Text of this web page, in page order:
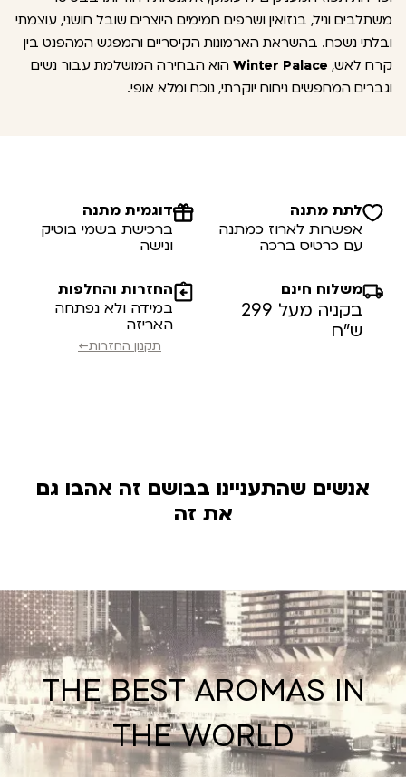
משתלבים וניל, בנזואין ושרפים חמימים היוצרים שובל חושני, עוצמתי
ובלתי נשכח. בהשראת הארמונות הקיסריים והמפגש המהפנט בין
קרח לאש, Winter Palace הוא הבחירה המושלמת עבור נשים
וגברים המחפשים ניחוח יוקרתי, נוכח ומלא אופי.
לתת מתנה
אפשרות לארוז כמתנה
עם כרטיס ברכה
דוגמית מתנה
ברכישת בשמי בוטיק
ונישה
משלוח חינם
בקניה מעל 299
ש”ח
החזרות והחלפות
במידה ולא נפתחה
האריזה
תקנון החזרות←
אנשים שהתעניינו בבושם זה אהבו גם
את זה
THE BEST AROMAS IN
THE WORLD